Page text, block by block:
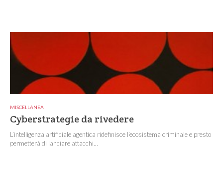
MISCELLANEA
Cyberstrategie da rivedere
L’intelligenza artificiale agentica ridefinisce l’ecosistema criminale e presto
permetterà di lanciare attacchi...